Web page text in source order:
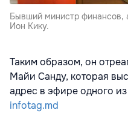
Бывший министр финансов,
Ион Кику.
Таким образом, он
Майи Санду, которая
адрес в эфире одного
infotag.md